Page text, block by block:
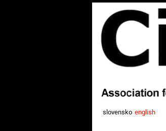
slovensko english